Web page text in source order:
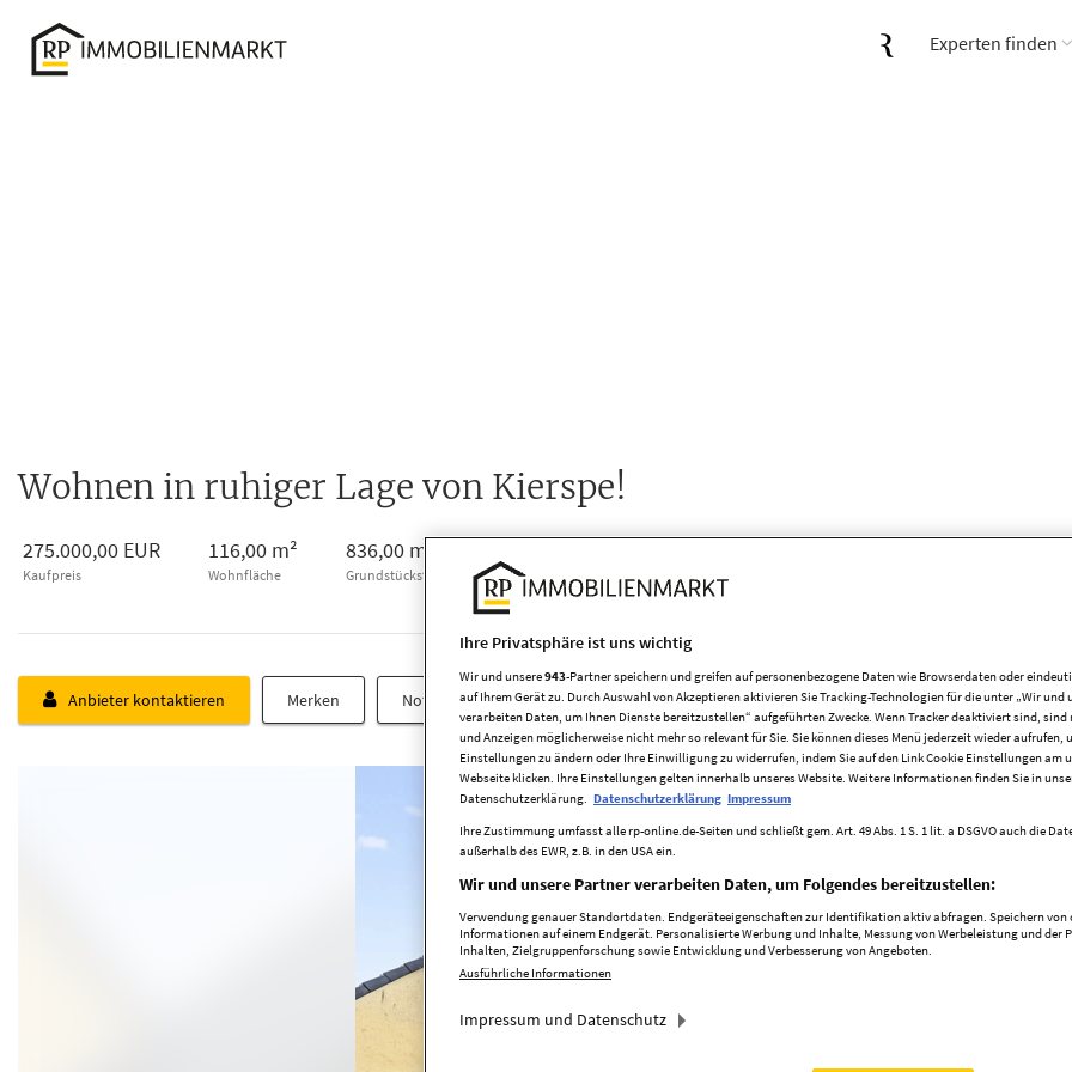
Modus
aktivieren
Experten finden
Wohnen in ruhiger Lage von Kierspe!
275.000,00 EUR
Kaufpreis
116,00 m²
Wohnfläche
836,00 m²
Grundstücksfl. Zimmer
Anbieter kontaktieren Merken Notiz schreiben Exposé öffnen
Ihre Privatsphäre ist uns wichtig
Wir und unsere943-Partner speichern und greifen auf personenbezogene Daten wie Browserdaten oder
auf Ihrem Gerät zu. Durch Auswahl von Akzeptieren aktivieren Sie Tracking-Technologien für die unter „Wir und
verarbeiten Daten, um Ihnen Dienste bereitzustellen“ aufgeführten Zwecke. Wenn Tracker deaktiviert sind,
und Anzeigen möglicherweise nicht mehr so relevant für Sie. Sie können dieses Menü jederzeit wieder aufrufen,
Einstellungen zu ändern oder Ihre Einwilligung zu widerrufen, indem Sie auf den Link Cookie Einstellungen am
Webseite klicken. Ihre Einstellungen gelten innerhalb unseres Website. Weitere Informationen finden Sie in
Datenschutzerklärung. Datenschutzerklärung Impressum
Ihre Zustimmung umfasst alle rp-online.de-Seiten und schließt gem. Art. 49 Abs. 1 S. 1 lit. a DSGVO auch die
außerhalb des EWR, z.B. in den USA ein.
Wir und unsere Partner verarbeiten Daten, um Folgendes bereitzustellen:
Verwendung genauer Standortdaten. Endgeräteeigenschaften zur Identifikation aktiv abfragen. Speichern von
Informationen auf einem Endgerät. Personalisierte Werbung und Inhalte, Messung von Werbeleistung und der
Inhalten, Zielgruppenforschung sowie Entwicklung und Verbesserung von Angeboten.
Ausführliche Informationen
Impressum und Datenschutz